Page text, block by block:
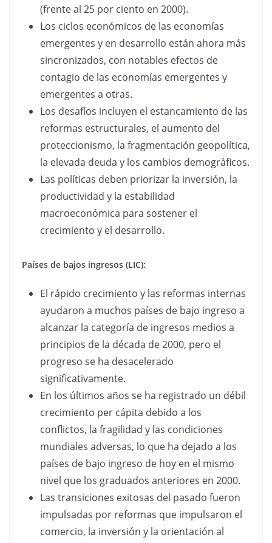
(frente al 25 por ciento en 2000).
Los ciclos económicos de las economías
emergentes y en desarrollo están ahora más
sincronizados, con notables efectos de
contagio de las economías emergentes y
emergentes a otras.
Los desafíos incluyen el estancamiento de las
reformas estructurales, el aumento del
proteccionismo, la fragmentación geopolítica,
la elevada deuda y los cambios demográficos.
Las políticas deben priorizar la inversión, la
productividad y la estabilidad
macroeconómica para sostener el
crecimiento y el desarrollo.
Países de bajos ingresos (LIC):
El rápido crecimiento y las reformas internas
ayudaron a muchos países de bajo ingreso a
alcanzar la categoría de ingresos medios a
principios de la década de 2000, pero el
progreso se ha desacelerado
significativamente.
En los últimos años se ha registrado un débil
crecimiento per cápita debido a los
conflictos, la fragilidad y las condiciones
mundiales adversas, lo que ha dejado a los
países de bajo ingreso de hoy en el mismo
nivel que los graduados anteriores en 2000.
Las transiciones exitosas del pasado fueron
impulsadas por reformas que impulsaron el
comercio, la inversión y la orientación al